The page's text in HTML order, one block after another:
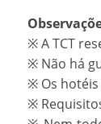
※ A TCT
※ Não há
※ Os
※